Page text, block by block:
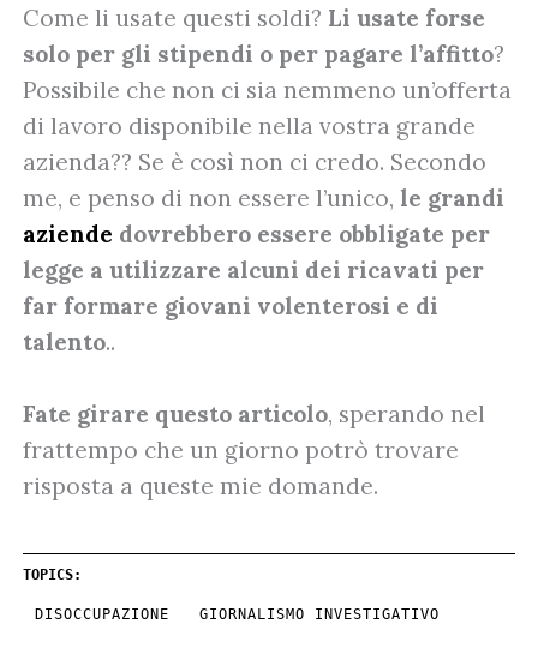
Come li usate questi soldi? Li usate forse
solo per gli stipendi o per pagare l’affitto?
Possibile che non ci sia nemmeno un’offerta
di lavoro disponibile nella vostra grande
azienda?? Se è così non ci credo. Secondo
me, e penso di non essere l’unico, le grandi
aziende dovrebbero essere obbligate per
legge a utilizzare alcuni dei ricavati per
far formare giovani volenterosi e di
talento..
Fate girare questo articolo, sperando nel
frattempo che un giorno potrò trovare
risposta a queste mie domande.
TOPICS:
DISOCCUPAZIONE GIORNALISMO INVESTIGATIVO